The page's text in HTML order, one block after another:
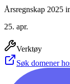
Årsregnskap 2025
25. apr.
Verktøy
Søk domener